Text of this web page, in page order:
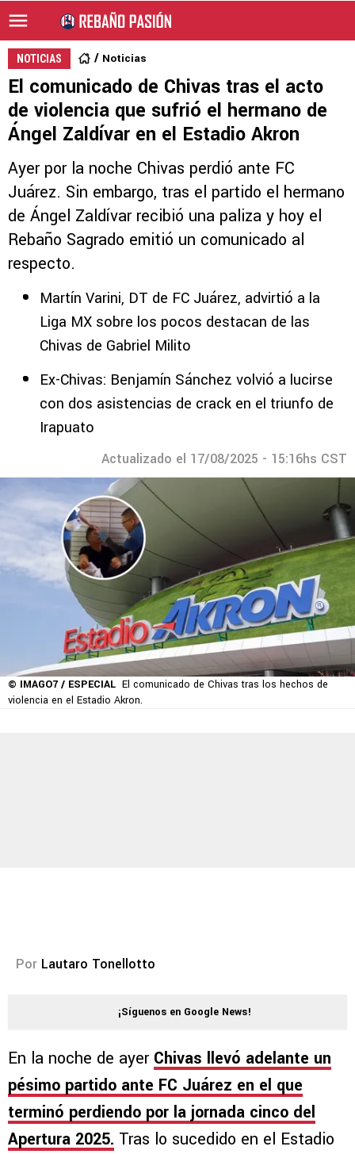
NOTICIAS Noticias
El comunicado de Chivas tras el acto
de violencia que sufrió el hermano de
Ángel Zaldívar en el Estadio Akron
Ayer por la noche Chivas perdió ante FC
Juárez. Sin embargo, tras el partido el hermano
de Ángel Zaldívar recibió una paliza y hoy el
Rebaño Sagrado emitió un comunicado al
respecto.
Martín Varini, DT de FC Juárez, advirtió a la
Liga MX sobre los pocos destacan de las
Chivas de Gabriel Milito
Ex-Chivas: Benjamín Sánchez volvió a lucirse
con dos asistencias de crack en el triunfo de
Irapuato
Actualizado el 17/08/2025 - 15:16hs CST
© IMAGO7 / ESPECIAL El comunicado de Chivas tras los hechos de
violencia en el Estadio Akron.
Por Lautaro Tonellotto
¡Síguenos en Google News!
En la noche de ayer Chivas llevó adelante un
pésimo partido ante FC Juárez en el que
terminó perdiendo por la jornada cinco del
Apertura 2025. Tras lo sucedido en el Estadio